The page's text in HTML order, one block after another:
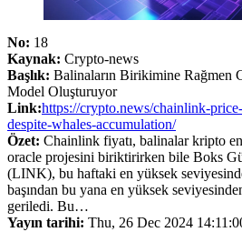
No: 18
Kaynak: Crypto-news
Başlık: Balinaların Birikimine Rağmen
Model Oluşturuyor
Link:https://crypto.news/chainlink-
despite-whales-accumulation/
Özet: Chainlink fiyatı, balinalar kripto
oracle projesini biriktirirken bile Boks
(LINK), bu haftaki en yüksek
başından bu yana en yüksek
geriledi. Bu…
Yayın tarihi: Thu, 26 Dec 2024